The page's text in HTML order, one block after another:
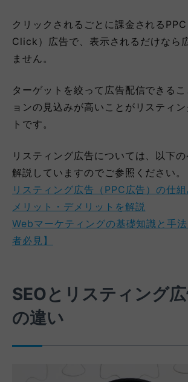
クリックされるごとに課金される
Click）広告で、表示されるだけなら
ません。
ターゲットを絞って広告配信できる
ョンの見込みが高いことがリスティ
トです。
リスティング広告については、以下の
解説していますのでご参照ください。
リスティング広告（PPC広告）の仕
メリット・デメリットを解説
Webマーケティングの基礎知識と手
者必見】
SEOとリスティング
の違い